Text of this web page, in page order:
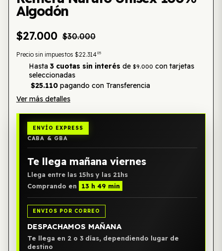
Algodón
$27.000 $30.000
Precio sin impuestos $22.31405
Hasta 3 cuotas sin interés de $9.000 con tarjetas
seleccionadas
$25.110pagando con Transferencia
Ver más detalles
ENVÍO EXPRESS
CABA & GBA
Te llega mañana viernes
Llega entre las 15hs y las 21hs
Comprando en
13 h 49 min
ENVIOS POR CORREO
DESPACHAMOS MAÑANA
Te llega en 2 o 3 días, dependiendo lugar de
destino